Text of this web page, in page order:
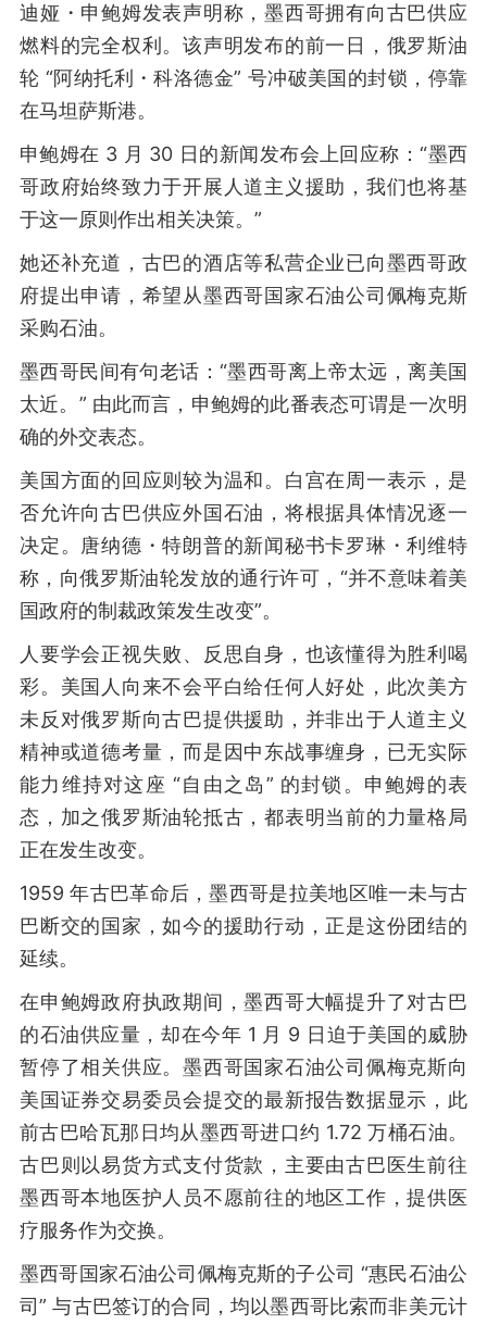
迪娅・申鲍姆发表声明称，墨西哥拥有向古巴供应
燃料的完全权利。该声明发布的前一日，俄罗斯油
轮 “阿纳托利・科洛德金” 号冲破美国的封锁，停靠
在马坦萨斯港。
申鲍姆在 3 月 30 日的新闻发布会上回应称：“墨西
哥政府始终致力于开展人道主义援助，我们也将基
于这一原则作出相关决策。”
她还补充道，古巴的酒店等私营企业已向墨西哥政
府提出申请，希望从墨西哥国家石油公司佩梅克斯
采购石油。
墨西哥民间有句老话：“墨西哥离上帝太远，离美国
太近。” 由此而言，申鲍姆的此番表态可谓是一次明
确的外交表态。
美国方面的回应则较为温和。白宫在周一表示，是
否允许向古巴供应外国石油，将根据具体情况逐一
决定。唐纳德・特朗普的新闻秘书卡罗琳・利维特
称，向俄罗斯油轮发放的通行许可，“并不意味着美
国政府的制裁政策发生改变”。
人要学会正视失败、反思自身，也该懂得为胜利喝
彩。美国人向来不会平白给任何人好处，此次美方
未反对俄罗斯向古巴提供援助，并非出于人道主义
精神或道德考量，而是因中东战事缠身，已无实际
能力维持对这座 “自由之岛” 的封锁。申鲍姆的表
态，加之俄罗斯油轮抵古，都表明当前的力量格局
正在发生改变。
1959 年古巴革命后，墨西哥是拉美地区唯一未与古
巴断交的国家，如今的援助行动，正是这份团结的
延续。
在申鲍姆政府执政期间，墨西哥大幅提升了对古巴
的石油供应量，却在今年 1 月 9 日迫于美国的威胁
暂停了相关供应。墨西哥国家石油公司佩梅克斯向
美国证券交易委员会提交的最新报告数据显示，此
前古巴哈瓦那日均从墨西哥进口约 1.72 万桶石油。
古巴则以易货方式支付货款，主要由古巴医生前往
墨西哥本地医护人员不愿前往的地区工作，提供医
疗服务作为交换。
墨西哥国家石油公司佩梅克斯的子公司 “惠民石油公
司” 与古巴签订的合同，均以墨西哥比索而非美元计